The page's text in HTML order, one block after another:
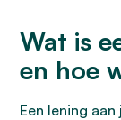
Wat is
en hoe
Een lening